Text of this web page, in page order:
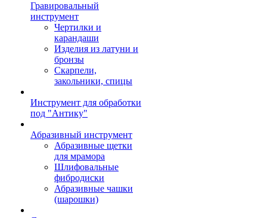
Гравировальный
инструмент
Чертилки и
карандаши
Изделия из латуни и
бронзы
Скарпели,
закольники, спицы
Инструмент для обработки
под "Антику"
Абразивный инструмент
Абразивные щетки
для мрамора
Шлифовальные
фибродиски
Абразивные чашки
(шарошки)